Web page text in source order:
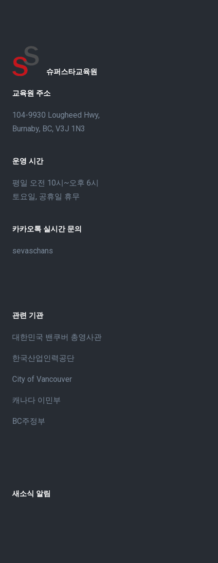
슈퍼스타교육원
교육원 주소
104-9930 Lougheed Hwy,
Burnaby, BC, V3J 1N3
운영 시간
평일 오전 10시~오후 6시
토요일, 공휴일 휴무
카카오톡 실시간 문의
sevaschans
관련 기관
대한민국 밴쿠버 총영사관
한국산업인력공단
City of Vancouver
캐나다 이민부
BC주정부
새소식 알림